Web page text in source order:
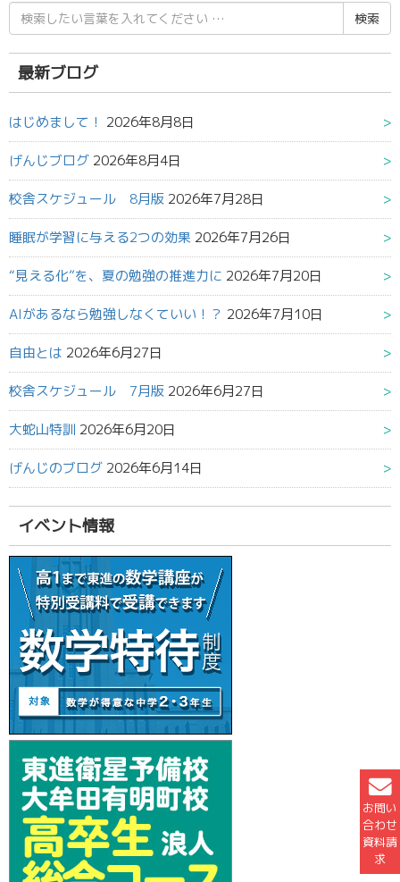
お問い
合わせ
資料請
求
検
索
結
果:
最新ブログ
はじめまして！ 2026年8月8日
げんじブログ 2026年8月4日
校舎スケジュール 8月版 2026年7月28日
睡眠が学習に与える2つの効果 2026年7月26日
“見える化”を、夏の勉強の推進力に 2026年7月20日
AIがあるなら勉強しなくていい！？ 2026年7月10日
自由とは 2026年6月27日
校舎スケジュール 7月版 2026年6月27日
大蛇山特訓 2026年6月20日
げんじのブログ 2026年6月14日
イベント情報